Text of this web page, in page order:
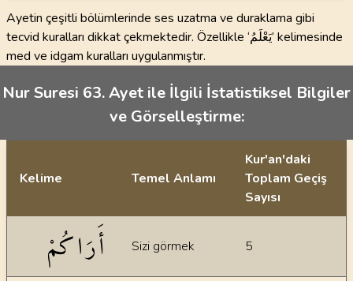
Ayetin çeşitli bölümlerinde ses uzatma ve duraklama gibi
tecvid kuralları dikkat çekmektedir. Özellikle ‘يَعْلَمُ’ kelimesinde
med ve idgam kuralları uygulanmıştır.
Nur Suresi 63. Ayet ile İlgili İstatistiksel Bilgiler
ve Görselleştirme:
Kelime Temel Anlamı
Kur'an'daki
Toplam Geçiş
Sayısı
أَرَاكُمْ Sizi görmek 5